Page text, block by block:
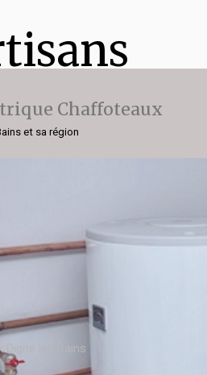
Chaffoteaux
et sa région
Digne les Bains